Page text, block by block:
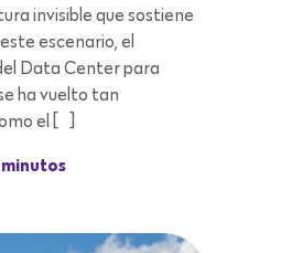
invisible que sostiene
escenario, el
Data Center para
ha vuelto tan
el […]
minutos